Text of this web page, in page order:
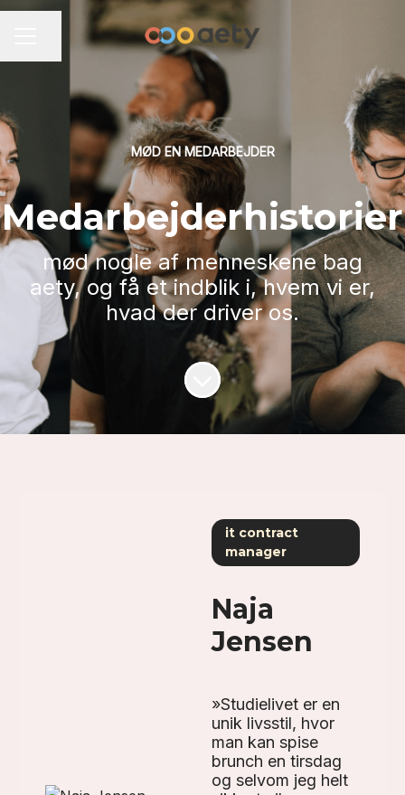
KARRIEREMENU
Del side
MØD EN MEDARBEJDER
Medarbejderhistorier
mød nogle af menneskene bag
aety, og få et indblik i, hvem vi er,
hvad der driver os.
Rul til indhold
it contract
manager
Naja
Jensen
»Studielivet er en
unik livsstil, hvor
man kan spise
brunch en tirsdag
og selvom jeg helt